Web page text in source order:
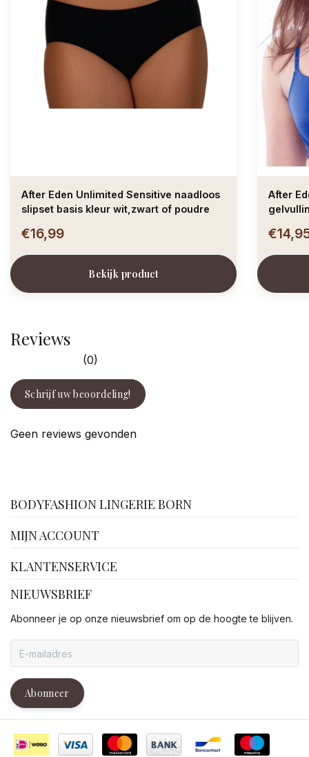
After Eden Unlimited Sensitive naadloos
slipset basis kleur wit,zwart of poudre
€16,99
Bekijk product
After
Reviews
(0)
Schrijf uw beoordeling!
Geen reviews gevonden
BODYFASHION LINGERIE BORN
MIJN ACCOUNT
KLANTENSERVICE
NIEUWSBRIEF
Abonneer je op onze nieuwsbrief om op de hoogte te blijven.
Abonneer